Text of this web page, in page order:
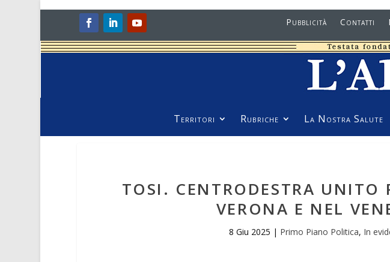
Pubblicità Contatti
Territori Rubriche La Nostra Salute
TOSI. CENTRODESTRA UNITO
VERONA E NEL
8 Giu 2025 | Primo Piano Politica, In